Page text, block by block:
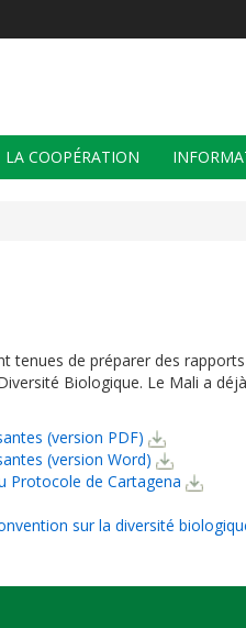
LA COOPÉRATION
tenues de préparer des
Biologique. Le Mali a
(version PDF)
(version Word)
Protocole de Cartagena
sur la diversité